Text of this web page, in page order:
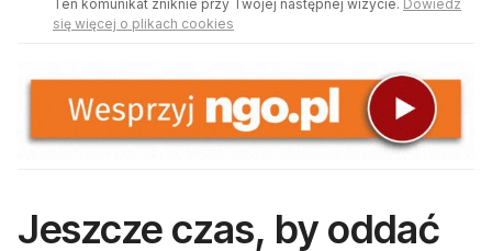
Ten komunikat zniknie przy Twojej następnej wizycie. Dowiedz
się więcej o plikach cookies
Jeszcze czas, by oddać